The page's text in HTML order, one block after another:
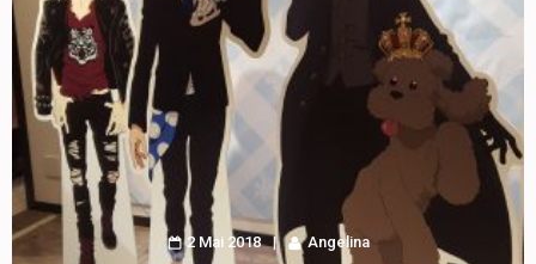
2 Mai 2018 Angelina